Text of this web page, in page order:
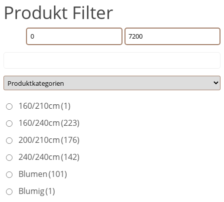
Produkt Filter
160/210cm(1)
160/240cm(223)
200/210cm(176)
240/240cm(142)
Blumen(101)
Blumig(1)